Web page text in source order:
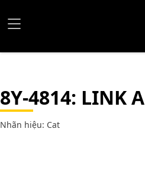
8Y-4814: LINK A
Nhãn hiệu: Cat